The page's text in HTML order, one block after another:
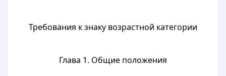
Требования к знаку возрастной категории
Глава 1. Общие положения